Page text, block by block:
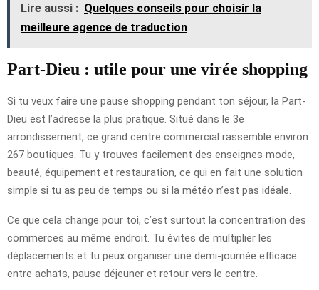
Lire aussi : Quelques conseils pour choisir la
meilleure agence de traduction
Part-Dieu : utile pour une virée shopping
Si tu veux faire une pause shopping pendant ton séjour, la Part-
Dieu est l’adresse la plus pratique. Situé dans le 3e
arrondissement, ce grand centre commercial rassemble environ
267 boutiques. Tu y trouves facilement des enseignes mode,
beauté, équipement et restauration, ce qui en fait une solution
simple si tu as peu de temps ou si la météo n’est pas idéale.
Ce que cela change pour toi, c’est surtout la concentration des
commerces au même endroit. Tu évites de multiplier les
déplacements et tu peux organiser une demi-journée efficace
entre achats, pause déjeuner et retour vers le centre.